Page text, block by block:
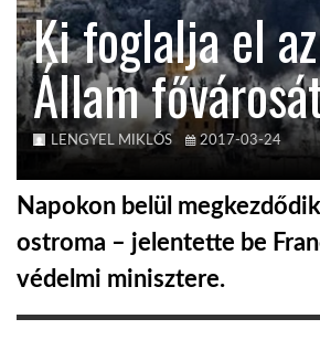
AUSZTRÁLIA
A VILÁG ITTHON
MÉDIA
Ki foglalja el
Állam
LENGYEL MIKLÓS 2017-03-24
Napokon belül
ostroma – jelentette be
védelmi minisztere.